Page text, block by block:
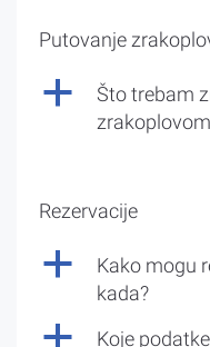
Putovanje
a
Što trebam
Rezervacije
a
Kako mogu
kada?
a
Koje